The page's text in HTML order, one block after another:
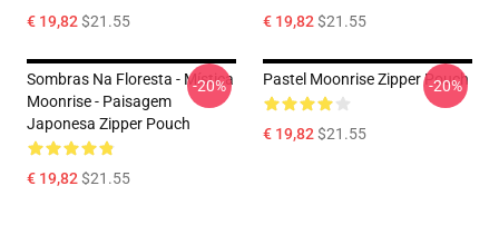
€ 19,82$21.55 € 19,82$21.55
Sombras Na Floresta - Mística
Moonrise - Paisagem
Japonesa Zipper Pouch
€ 19,82$21.55
-20% Pastel Moonrise Zipper Pouch
€ 19,82$21.55
-20%